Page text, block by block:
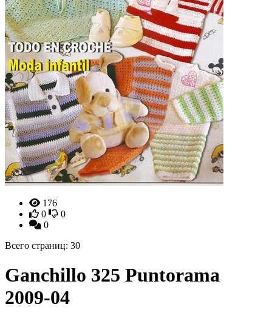
176
0
0
0
Всего страниц: 30
Ganchillo 325 Puntorama
2009-04